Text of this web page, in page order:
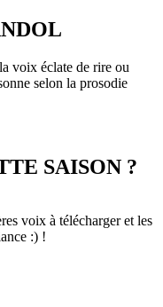
voix éclate de rire ou
selon la prosodie
SAISON ?
voix à télécharger et les
:) !